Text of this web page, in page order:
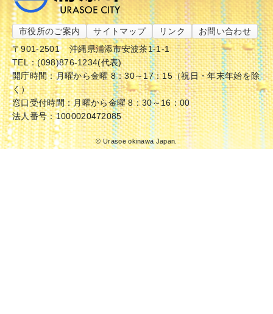
市役所のご案内 サイトマップ リンク
お問い合わせ
〒901-2501
沖縄県浦添市安波茶1-1-1
TEL：(098)876-1234(代表)
開庁時間：月曜から金曜 8：30～17：15（祝日・年末年始を除
く）
窓口受付時間：月曜から金曜 8：30～16：00
法人番号：1000020472085
© Urasoe okinawa Japan.